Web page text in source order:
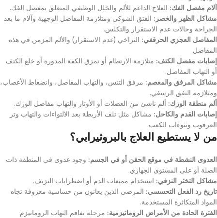
آلام مفصل الفك: العلاج الداعم للألم والخلل الوظيفي المتعلق بمفصل الفك.
مشاكل الظهر والخصر: الفتق الشوكي ومتلازمة المفاصل الوجهية وآلام ما بعد
الجراحة وحالات عدم الاستقرار والتكلس.
المفاصل العجزي الحرقفي: التراخي (عدم الاستقرار) والألم المزمن في هذه
المفاصل.
إصابات مفصل الكتف: متلازمة الارتطام أو تمزق الكفة المدورة أو خلع الكتف
أو التهاب المفاصل.
مشاكل المرفق والمعصم: مرفق التنس، والتهاب المفاصل، وانضغاط الأعصاب،
ومتلازمة النفق الرسغي.
ألم منطقة الورك: ألم ناشئ من العضلات أو الأوتار والتهاب مفاصل الورك.
إصابات القدم والكاحل: مشاكل مثل تلف الأربطة بعد الالتواءات والتهاب وتر
العرقوب ونتوءات الكعب.
من لا يستطيع العلاج بالبروثيرابي؟
العدوى النشطة في موقع الحقن أو في الجسم: وجود عدوى في المنطقة ذات
الصلة أو على المستوى الجهازي.
مشاكل التخثر النزفي: استخدام مميعات الدم أو اضطرابات النزيف.
تاريخ رد الفعل التحسسي: المرضى الذين يعانون من حساسية معروفة تجاه
المواد المتكاثرة المستخدمة.
الفترة الحادة من الأمراض الروماتيزمية: مرحلة تفاقم التهاب الروماتيزم